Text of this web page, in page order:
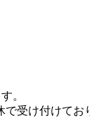
。
受け付けてお